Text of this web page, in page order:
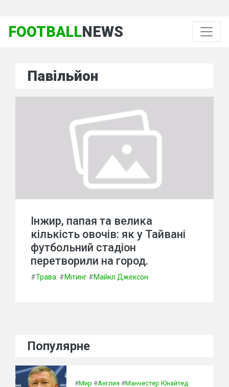
FOOTBALLNEWS
Павільйон
Інжир, папая та велика
кількість овочів: як у Тайвані
футбольний стадіон
перетворили на город.
#Трава. #Мітинг #Майкл Джексон
Популярне
#Мир #Англия #Манчестер Юнайтед